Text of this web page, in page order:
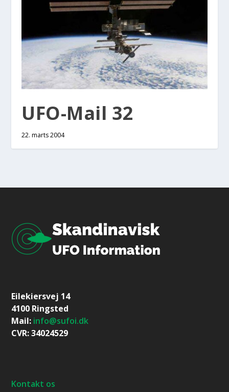
UFO-Mail 32
22. marts 2004
Eilekiersvej 14
4100 Ringsted
Mail: info@sufoi.dk
CVR: 34024529
Kontakt os